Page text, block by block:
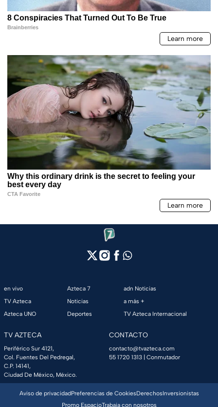
en vivo
TV Azteca
Azteca UNO
Azteca 7
Noticias
Deportes
adn Noticias
a más +
TV Azteca Internacional
TV AZTECA
Periférico Sur 4121,
Col. Fuentes Del Pedregal,
C.P. 14141,
Ciudad De México, México.
CONTACTO
contacto@tvazteca.com
55 1720 1313 | Conmutador
Aviso de privacidadPreferencias de CookiesDerechosInversionistas
Promo EspacioTrabaja con nosotros